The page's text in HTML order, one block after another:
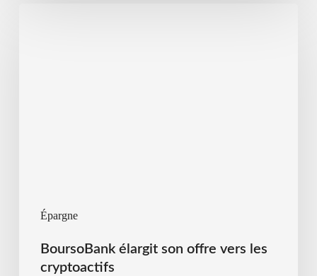
Épargne
BoursoBank élargit son offre vers les
cryptoactifs